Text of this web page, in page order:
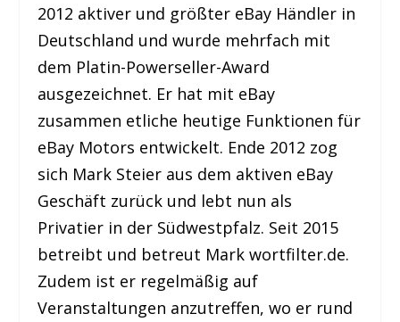
2012 aktiver und größter eBay Händler in
Deutschland und wurde mehrfach mit
dem Platin-Powerseller-Award
ausgezeichnet. Er hat mit eBay
zusammen etliche heutige Funktionen für
eBay Motors entwickelt. Ende 2012 zog
sich Mark Steier aus dem aktiven eBay
Geschäft zurück und lebt nun als
Privatier in der Südwestpfalz. Seit 2015
betreibt und betreut Mark wortfilter.de.
Zudem ist er regelmäßig auf
Veranstaltungen anzutreffen, wo er rund